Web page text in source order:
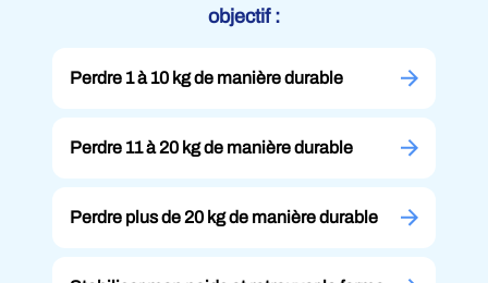
objectif :
Perdre 1 à 10 kg de manière durable
Perdre 11 à 20 kg de manière durable
Perdre plus de 20 kg de manière durable